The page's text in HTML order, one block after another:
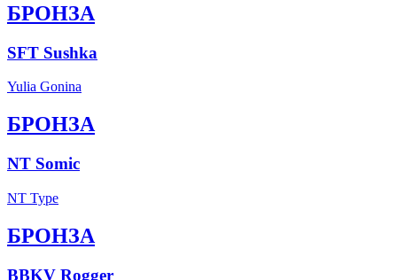
БРОНЗА
SFT Sushka
Yulia Gonina
БРОНЗА
NT Somic
NT Type
БРОНЗА
BBKV Rogger